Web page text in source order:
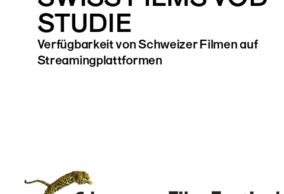
STUDIE
Verfügbarkeit von Schweizer Filmen auf
Streamingplattformen